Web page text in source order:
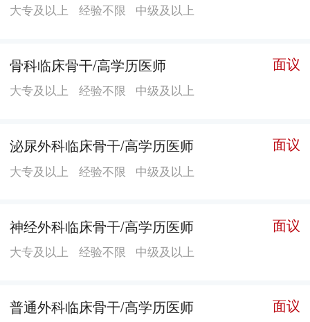
大专及以上 经验不限 中级及以上
骨科临床骨干/高学历医师 面议
大专及以上 经验不限 中级及以上
泌尿外科临床骨干/高学历医师 面议
大专及以上 经验不限 中级及以上
神经外科临床骨干/高学历医师 面议
大专及以上 经验不限 中级及以上
普通外科临床骨干/高学历医师 面议